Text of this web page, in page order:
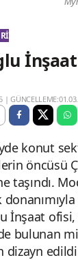
|
konut
öncüsü
taşındı.
İnşaat
bulunan
dizayn